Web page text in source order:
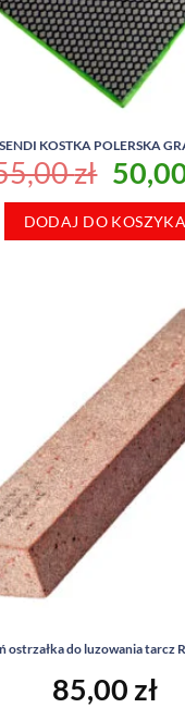
KOSTKA POLERSKA
zł
cena
DODAJ DO KOSZYKA
ostrzałka do luzowania tarcz
85,00 zł